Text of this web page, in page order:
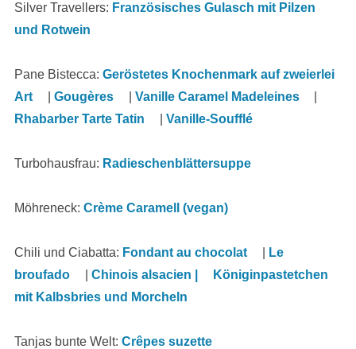
Silver Travellers: Französisches Gulasch mit Pilzen
und Rotwein
Pane Bistecca: Geröstetes Knochenmark auf zweierlei
Art
Gougères Vanille Caramel Madeleines
Rhabarber Tarte Tatin
Vanille-Soufflé
Turbohausfrau: Radieschenblättersuppe
Möhreneck: Crème Caramell (vegan)
Chili und Ciabatta: Fondant au chocolat
Le
broufado
Chinois alsacien |
Königinpastetchen
mit Kalbsbries und Morcheln
Tanjas bunte Welt: Crêpes suzette